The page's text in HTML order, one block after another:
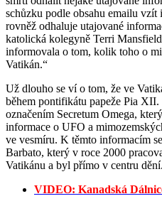
schůzku podle obsahu emailu
rovněž odhaluje utajované
katolická kolegyně Terri
informovala o tom, kolik toho o
Vatikán.“
Už dlouho se ví o tom, že ve
během pontifikátu papeže Pia
označením Secretum Omega,
informace o UFO a
ve vesmíru. K těmto informacím
Barbato, který v roce 2000
Vatikánu a byl přímo v centru dění.
VIDEO: Kanadská